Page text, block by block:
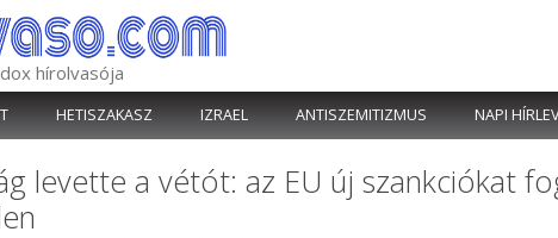
hírolvasója
HETISZAKASZ IZRAEL ANTISZEMITIZMUS NAPI
levette a vétót: az EU új szankciókat